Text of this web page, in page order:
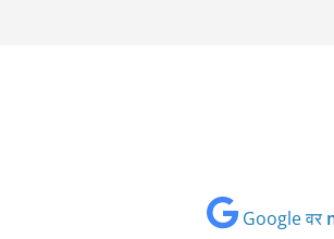
Google वर